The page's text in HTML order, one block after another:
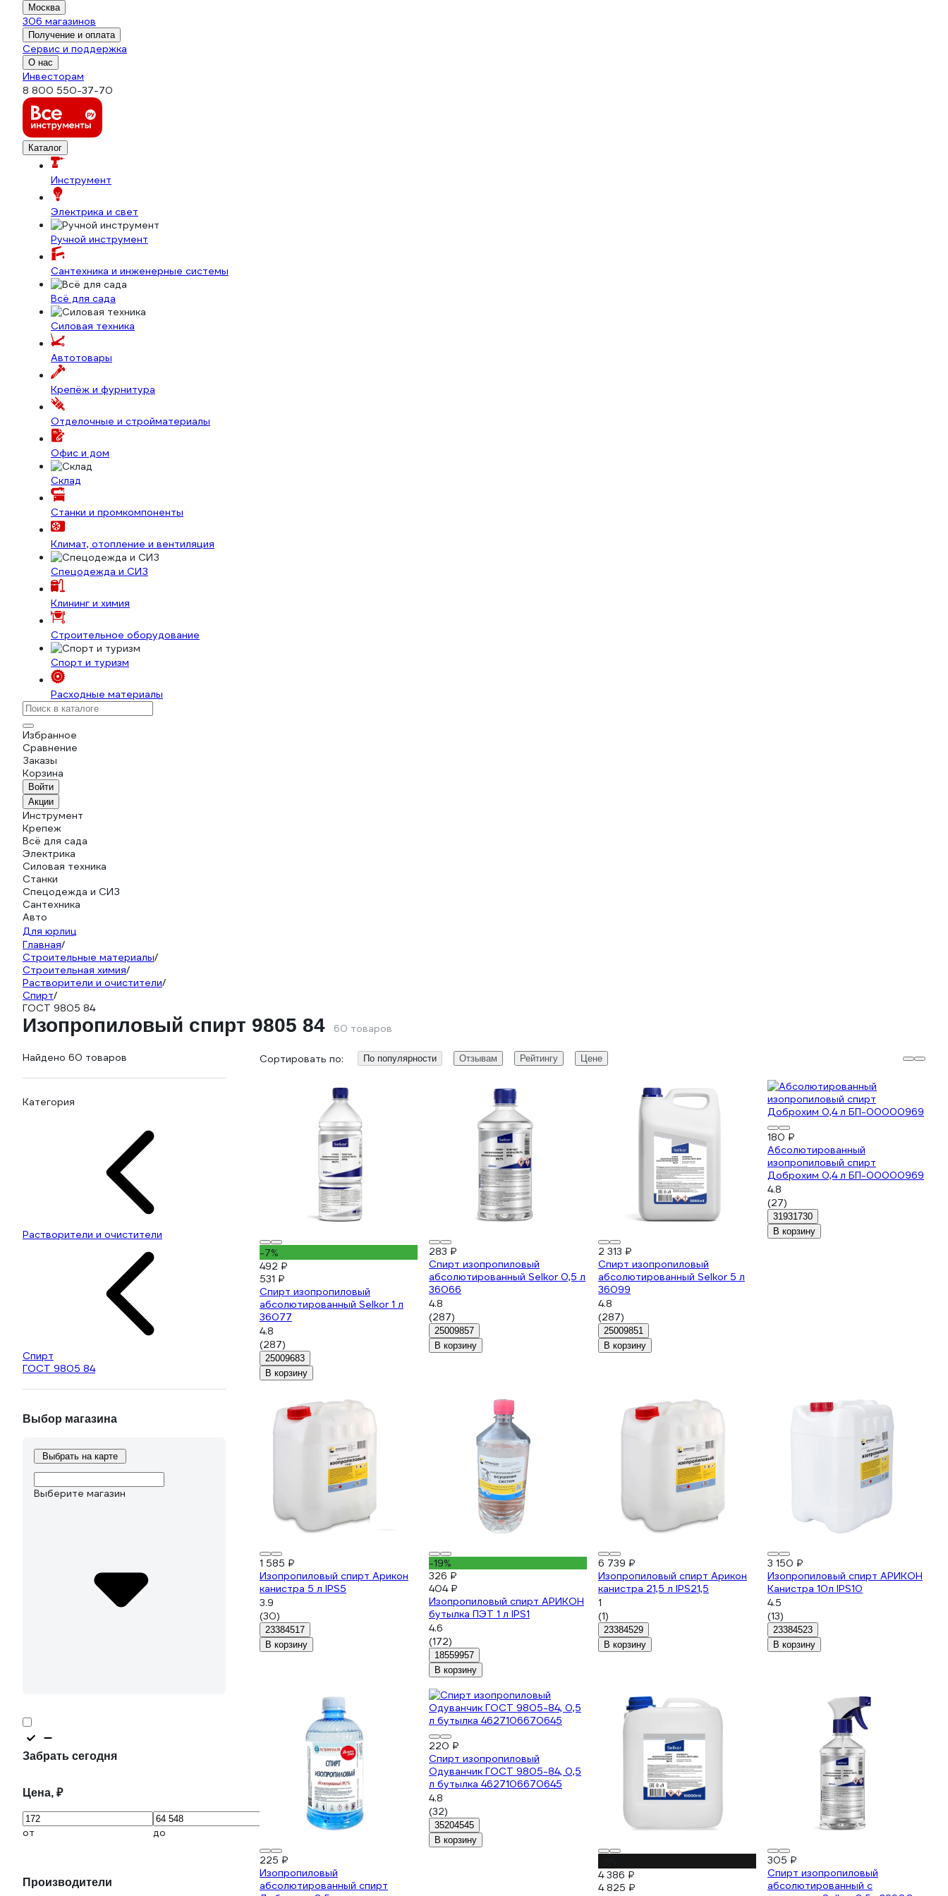
Москва
306 магазинов
Получение и оплата
Сервис и поддержка
О нас
Инвесторам
8 800 550-37-70
Каталог
Инструмент
Электрика и свет
Ручной инструмент
Сантехника и инженерные системы
Всё для сада
Силовая техника
Автотовары
Крепёж и фурнитура
Отделочные и стройматериалы
Офис и дом
Склад
Станки и промкомпоненты
Климат, отопление и вентиляция
Спецодежда и СИЗ
Клининг и химия
Строительное оборудование
Спорт и туризм
Расходные материалы
Избранное
Сравнение
Заказы
Корзина
Войти
Акции
Инструмент
Крепеж
Всё для сада
Электрика
Силовая техника
Станки
Спецодежда и СИЗ
Сантехника
Авто
Для юрлиц
Главная/
Строительные материалы/
Строительная химия/
Растворители и очистители/
Спирт/
ГОСТ 9805 84
Изопропиловый спирт 9805 84 60 товаров
Найдено 60 товаров
Категория
Растворители и очистители
Спирт
ГОСТ 9805 84
Выбор магазина
Выбрать на карте
Выберите магазин
Забрать сегодня
Цена, ₽
от до
Производители
Сортировать по: По популярности Отзывам Рейтингу Цене
-7%
492 ₽
531 ₽
Спирт изопропиловый
абсолютированный Selkor 1 л
36077
4.8
(287)
25009683
В корзину
283 ₽
Спирт изопропиловый
абсолютированный Selkor 0,5 л
36066
4.8
(287)
25009857
В корзину
2 313 ₽
Спирт изопропиловый
абсолютированный Selkor 5 л
36099
4.8
(287)
25009851
В корзину
180 ₽
Абсолютированный
изопропиловый спирт
Доброхим 0,4 л БП-00000969
4.8
(27)
31931730
В корзину
1 585 ₽
Изопропиловый спирт Арикон
канистра 5 л IPS5
3.9
(30)
23384517
В корзину
-19%
326 ₽
404 ₽
Изопропиловый спирт АРИКОН
бутылка ПЭТ 1 л IPS1
4.6
(172)
18559957
В корзину
6 739 ₽
Изопропиловый спирт Арикон
канистра 21,5 л IPS21,5
1
(1)
23384529
В корзину
3 150 ₽
Изопропиловый спирт АРИКОН
Канистра 10л IPS10
4.5
(13)
23384523
В корзину
225 ₽
Изопропиловый
абсолютированный спирт
220 ₽
Спирт изопропиловый
Одуванчик ГОСТ 9805-84, 0,5
л бутылка 4627106670645
4.8
(32)
35204545
В корзину
4 386 ₽
4 825 ₽
305 ₽
Спирт изопропиловый
абсолютированный с